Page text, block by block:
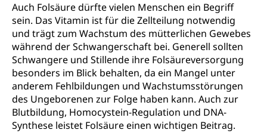
Auch Folsäure dürfte vielen Menschen ein Begriff
sein. Das Vitamin ist für die Zellteilung notwendig
und trägt zum Wachstum des mütterlichen Gewebes
während der Schwangerschaft bei. Generell sollten
Schwangere und Stillende ihre Folsäureversorgung
besonders im Blick behalten, da ein Mangel unter
anderem Fehlbildungen und Wachstumsstörungen
des Ungeborenen zur Folge haben kann. Auch zur
Blutbildung, Homocystein-Regulation und DNA-
Synthese leistet Folsäure einen wichtigen Beitrag.